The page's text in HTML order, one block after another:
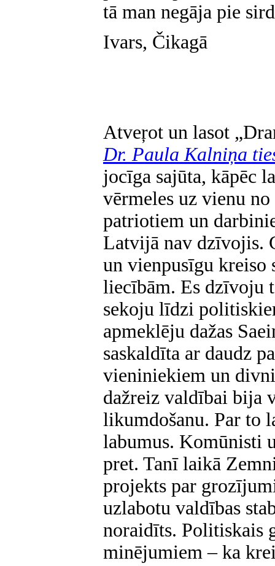
tā man negāja pie
Ivars, Čikagā
Atveŗot un lasot
Dr. Paula Kalniņa
jocīga sajūta, kāpēc
vērmeles uz vienu
patriotiem un
Latvijā nav dzīvojis.
un vienpusīgu kreiso
liecībām. Es dzīvoju
sekoju līdzi
apmeklēju dažas
saskaldīta ar daudz
vieniniekiem un
dažreiz valdībai bija
likumdošanu. Par to
labumus. Komūnisti
pret. Tanī laikā
projekts par
uzlabotu valdības
noraidīts. Politiskais
minējumiem – ka